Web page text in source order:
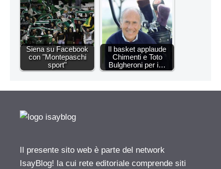
Siena su Facebook
con "Montepaschi
sport"
Il basket applaude
Chimenti e Toto
Bulgheroni per i…
Il presente sito web è parte del network
IsayBlog! la cui rete editoriale comprende siti